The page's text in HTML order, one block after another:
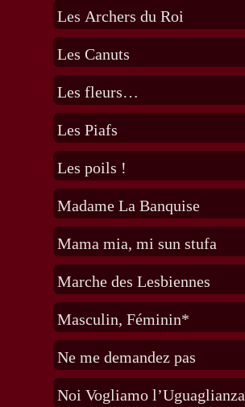
Les Archers du Roi
Les Canuts
Les fleurs…
Les Piafs
Les poils !
Madame La Banquise
Mama mia, mi sun stufa
Marche des Lesbiennes
Masculin, Féminin*
Ne me demandez pas
Noi Vogliamo l’Uguaglianza